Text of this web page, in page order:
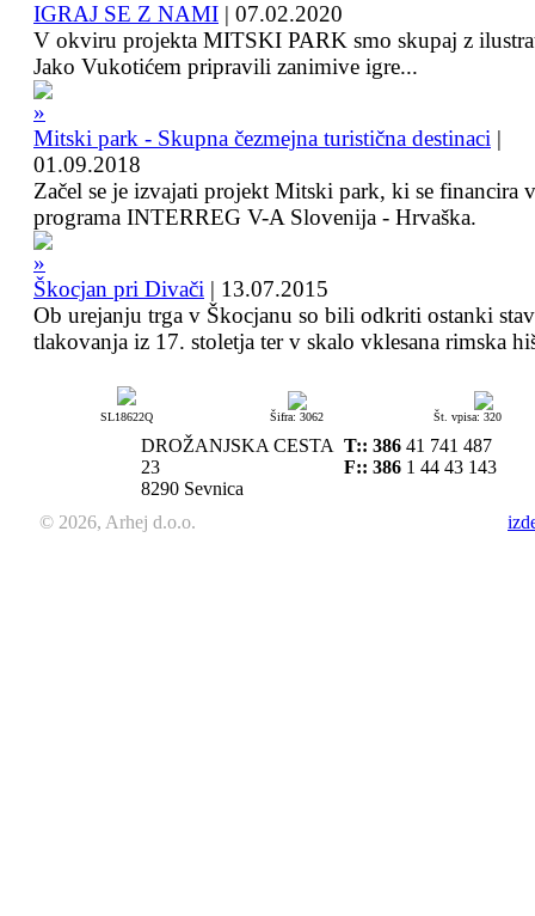
IGRAJ SE Z NAMI | 07.02.2020
V okviru projekta MITSKI PARK smo skupaj z
Jako Vukotićem pripravili zanimive igre...
Mitski park - Skupna čezmejna turistična destinaci |
01.09.2018
Začel se je izvajati projekt Mitski park, ki se financira
programa INTERREG V-A Slovenija - Hrvaška.
Škocjan pri Divači | 13.07.2015
Ob urejanju trga v Škocjanu so bili odkriti ostanki
tlakovanja iz 17. stoletja ter v skalo vklesana rimska
SL18622Q Šifra: 3062 Št. vpisa: 320
DROŽANJSKA CESTA
23
8290 Sevnica
T:: 386 41 741 487
F:: 386 1 44 43 143
© 2026, Arhej d.o.o.